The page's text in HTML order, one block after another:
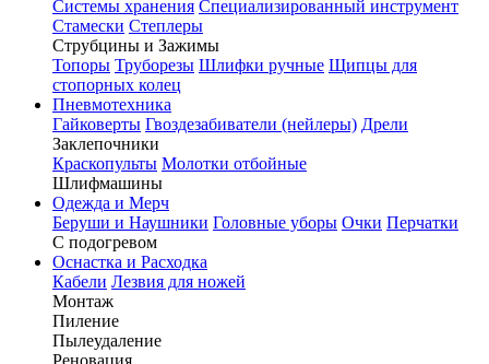
Системы хранения Специализированный инструмент
Стамески Степлеры
Струбцины и Зажимы
Топоры Труборезы Шлифки ручные Щипцы для
стопорных колец
Пневмотехника
Гайковерты Гвоздезабиватели (нейлеры) Дрели
Заклепочники
Краскопульты Молотки отбойные
Шлифмашины
Одежда и Мерч
Беруши и Наушники Головные уборы Очки Перчатки
С подогревом
Оснастка и Расходка
Кабели Лезвия для ножей
Монтаж
Пиление
Пылеудаление
Реновация